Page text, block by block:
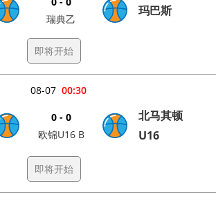
瑞典乙
玛巴斯
即将开始
00:30
08-07
0 - 0
欧锦U16 B
北马其顿
U16
即将开始